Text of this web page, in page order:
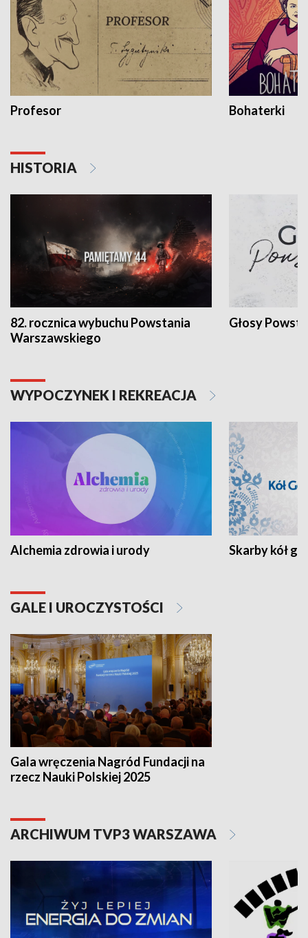
Profesor Bohaterki
HISTORIA
82. rocznica wybuchu Powstania
Warszawskiego
Głosy
WYPOCZYNEK I REKREACJA
Alchemia zdrowia i urody Skarby kół
GALE I UROCZYSTOŚCI
Gala wręczenia Nagród Fundacji na
rzecz Nauki Polskiej 2025
ARCHIWUM TVP3 WARSZAWA